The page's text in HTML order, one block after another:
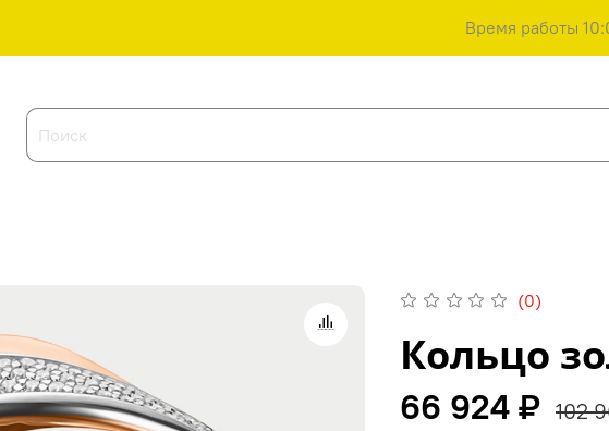
Время работы
(0)
Кольцо
66 924 ₽ 102